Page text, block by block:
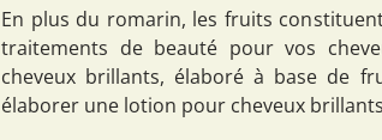
En plus du romarin, les fruits
traitements de beauté pour vos
cheveux brillants, élaboré à base de
élaborer une lotion pour cheveux